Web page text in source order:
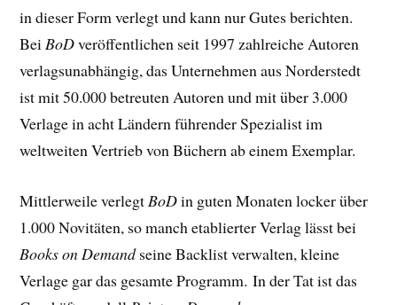
in dieser Form verlegt und kann nur Gutes berichten.
BeiBoDveröffentlichen seit 1997 zahlreiche Autoren
verlagsunabhängig, das Unternehmen aus Norderstedt
ist mit 50.000 betreuten Autoren und mit über 3.000
Verlage in acht Ländern führender Spezialist im
weltweiten Vertrieb von Büchern ab einem Exemplar.
Mittlerweile verlegt BoDin guten Monaten locker über
1.000 Novitäten, so manch etablierter Verlag lässt bei
Books on Demandseine Backlist verwalten, kleine
Verlage gar das gesamte Programm. In der Tat ist das